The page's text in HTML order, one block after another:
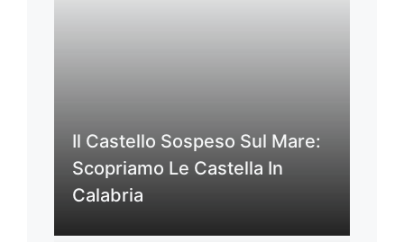
Il Castello Sospeso Sul Mare:
Scopriamo Le Castella In
Calabria